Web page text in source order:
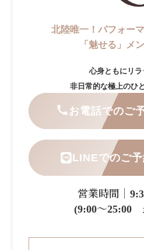
北陸唯一！パフォー
「魅せる」メ
心身ともにリラ
非日常的な極上のひ
お電話でのご
LINEでのご
営業時間｜
(9:00～25:00